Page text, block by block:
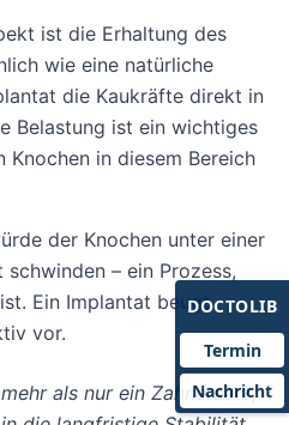
ist die Erhaltung des
wie eine natürliche
die Kaukräfte direkt in
Belastung ist ein wichtiges
Knochen in diesem Bereich
der Knochen unter einer
– ein Prozess,
Ein Implantat beugt
vor.
als nur ein Zahnersatz;
DOCTOLIB
Termin
Nachricht